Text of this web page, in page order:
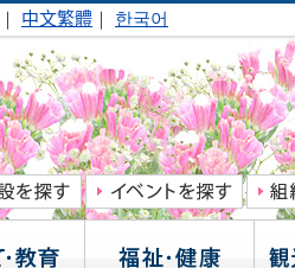
｜ 中文繁體 ｜ 한국어